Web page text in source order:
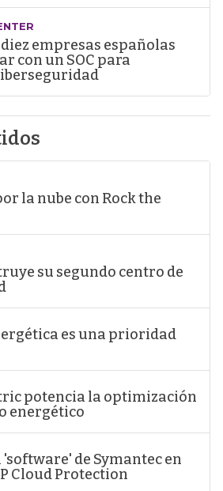
empresas españolas
con un SOC para
la nube con Rock the
su segundo centro de
es una prioridad
potencia la optimización
energético
de Symantec en
Cloud Protection